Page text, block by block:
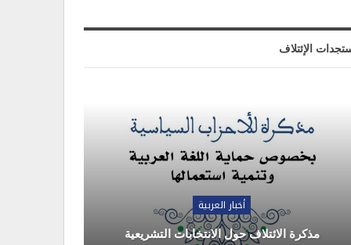
الإئتلاف
أخبار العربية
مذكرة الائتلاف حول الانتخابات التشريعية